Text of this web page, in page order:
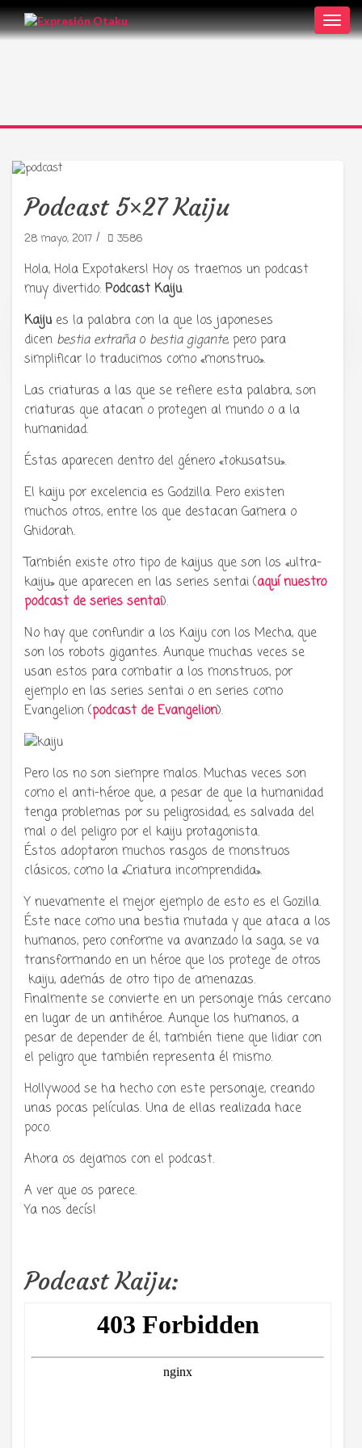
Tu radio y podcast sobre manga,
anime y cultura japonesa ツ
Podcast 5×27 Kaiju
28 mayo, 2017 / 3586
Hola, Hola Expotakers! Hoy os traemos un podcast
muy divertido: Podcast Kaiju.
Kaijues la palabra con la que los japoneses
dicen bestia extrañao bestia gigante, pero para
simplificar lo traducimos como «monstruo».
Las criaturas a las que se refiere esta palabra, son
criaturas que atacan o protegen al mundo o a la
humanidad.
Éstas aparecen dentro del género «tokusatsu».
El kaiju por excelencia es Godzilla. Pero existen
muchos otros, entre los que destacan Gamera o
Ghidorah.
También existe otro tipo de kaijus que son los «ultra-
kaiju» que aparecen en las series sentai (aquí nuestro
podcast de series sentai).
No hay que confundir a los Kaiju con los Mecha, que
son los robots gigantes. Aunque muchas veces se
usan estos para combatir a los monstruos, por
ejemplo en las series sentai o en series como
Evangelion (podcast de Evangelion).
Pero los no son siempre malos. Muchas veces son
como el anti-héroe que, a pesar de que la humanidad
tenga problemas por su peligrosidad, es salvada del
mal o del peligro por el kaiju protagonista.
Éstos adoptaron muchos rasgos de monstruos
clásicos, como la «Criatura incomprendida».
Y nuevamente el mejor ejemplo de esto es el Gozilla.
Éste nace como una bestia mutada y que ataca a los
humanos, pero conforme va avanzado la saga, se va
transformando en un héroe que los protege de otros
kaiju, además de otro tipo de amenazas.
Finalmente se convierte en un personaje más cercano
en lugar de un antihéroe. Aunque los humanos, a
pesar de depender de él, también tiene que lidiar con
el peligro que también representa él mismo.
Hollywood se ha hecho con este personaje, creando
unas pocas películas. Una de ellas realizada hace
poco.
Ahora os dejamos con el podcast.
A ver que os parece.
Ya nos decís!
Podcast Kaiju: